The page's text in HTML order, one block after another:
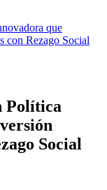
que
con Rezago Social
Política
Social